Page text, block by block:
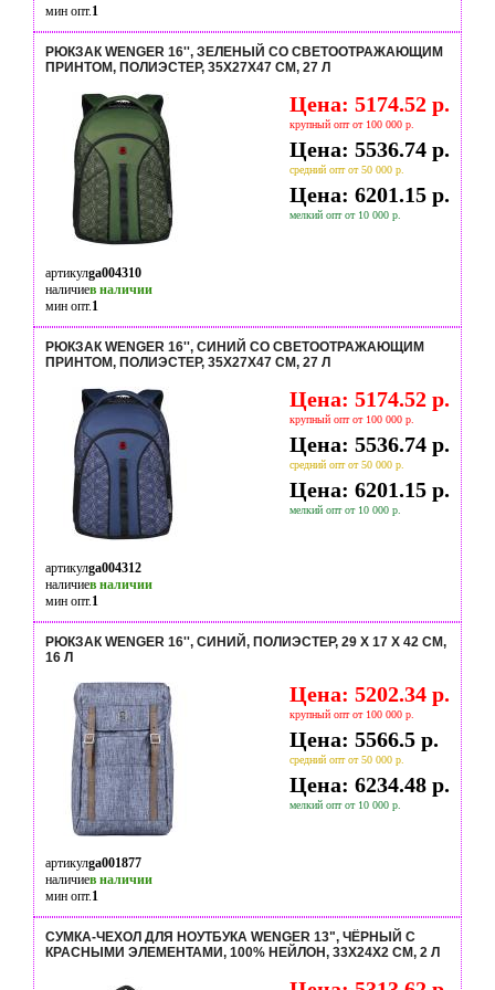
мин опт.1
РЮКЗАК WENGER 16'', ЗЕЛЕНЫЙ СО СВЕТООТРАЖАЮЩИМ
ПРИНТОМ, ПОЛИЭСТЕР, 35X27X47 СМ, 27 Л
Цена: 5174.52 р.
крупный опт от 100 000 р.
Цена: 5536.74 р.
средний опт от 50 000 р.
Цена: 6201.15 р.
мелкий опт от 10 000 р.
артикулga004310
наличиев наличии
мин опт.1
РЮКЗАК WENGER 16'', СИНИЙ СО СВЕТООТРАЖАЮЩИМ
ПРИНТОМ, ПОЛИЭСТЕР, 35X27X47 СМ, 27 Л
Цена: 5174.52 р.
крупный опт от 100 000 р.
Цена: 5536.74 р.
средний опт от 50 000 р.
Цена: 6201.15 р.
мелкий опт от 10 000 р.
артикулga004312
наличиев наличии
мин опт.1
РЮКЗАК WENGER 16'', СИНИЙ, ПОЛИЭСТЕР, 29 X 17 X 42 СМ,
16 Л
Цена: 5202.34 р.
крупный опт от 100 000 р.
Цена: 5566.5 р.
средний опт от 50 000 р.
Цена: 6234.48 р.
мелкий опт от 10 000 р.
артикулga001877
наличиев наличии
мин опт.1
СУМКА-ЧЕХОЛ ДЛЯ НОУТБУКА WENGER 13", ЧЁРНЫЙ С
КРАСНЫМИ ЭЛЕМЕНТАМИ, 100% НЕЙЛОН, 33Х24Х2 СМ, 2 Л